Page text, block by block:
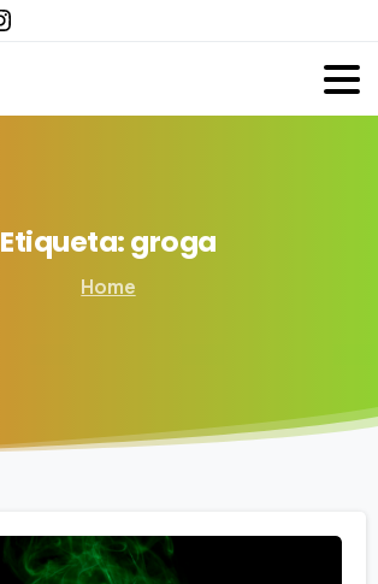
Etiqueta:groga
Home